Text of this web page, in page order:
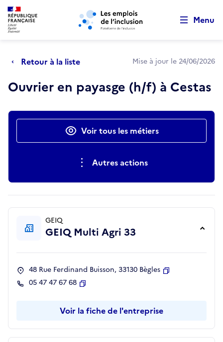
Aller au menu principal Aller au contenu principal
Menu
Retour à la liste Mise à jour le 24/06/2026
Ouvrier en payasge (h/f) à Cestas
Actions rapidesVoir tous les métiers
Autres actions
GEIQ
GEIQ Multi Agri 33
48 Rue Ferdinand Buisson, 33130 Bègles
05 47 47 67 68
Voir la fiche de l'entreprise
Retour au début de la page
Panneau de gestion des cookies